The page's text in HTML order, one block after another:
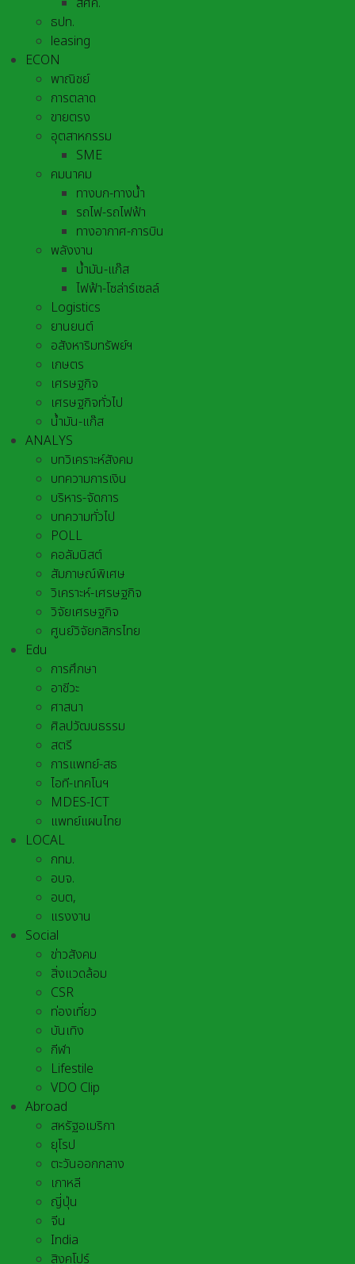
ธปท.
leasing
ECON
พาณิชย์
การตลาด
ขายตรง
อุตสาหกรรม
SME
คมนาคม
ทางบก-ทางน้ำ
รถไฟ-รถไฟฟ้า
ทางอากาศ-การบิน
พลังงาน
น้ำมัน-แก๊ส
ไฟฟ้า-โซล่าร์เซลล์
Logistics
ยานยนต์
อสังหาริมทรัพย์ฯ
เกษตร
เศรษฐกิจ
เศรษฐกิจทั่วไป
น้ำมัน-แก๊ส
ANALYS
บทวิเคราะห์สังคม
บทความการเงิน
บริหาร-จัดการ
บทความทั่วไป
POLL
คอลัมนิสต์
สัมภาษณ์พิเศษ
วิเคราะห์-เศรษฐกิจ
วิจัยเศรษฐกิจ
ศูนย์วิจัยกสิกรไทย
Edu
การศึกษา
อาชีวะ
ศาสนา
ศิลปวัฒนธรรม
สตรี
การแพทย์-สธ
ไอที-เทคโนฯ
MDES-ICT
แพทย์แผนไทย
LOCAL
กทม.
อบจ.
อบต,
แรงงาน
Social
ข่าวสังคม
สิ่งแวดล้อม
CSR
ท่องเที่ยว
บันเทิง
กีฬา
Lifestile
VDO Clip
Abroad
สหรัฐอเมริกา
ยุโรป
ตะวันออกกลาง
เกาหลี
ญี่ปุ่น
จีน
India
สิงคโปร์